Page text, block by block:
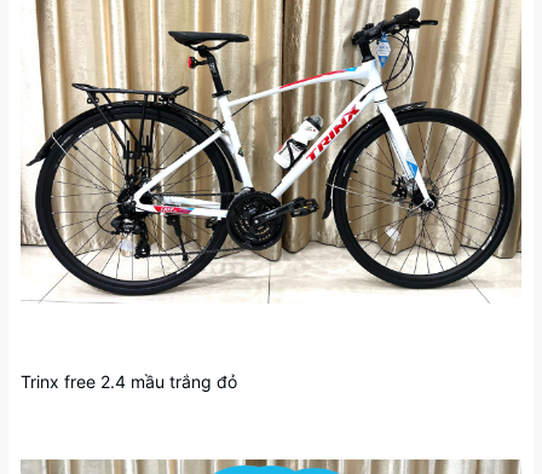
Trinx free 2.4 mầu trắng đỏ